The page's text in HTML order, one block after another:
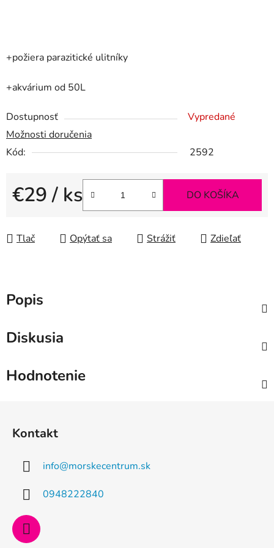
+požiera parazitické ulitníky
+akvárium od 50L
Dostupnosť
Vypredané
Možnosti doručenia
Kód:
2592
€29/ ks
Jednotková cena:
DO KOŠÍKA
Tlač Opýtať sa Strážiť Zdieľať
Popis
Diskusia
Hodnotenie
Kontakt
info@morskecentrum.sk
0948222840